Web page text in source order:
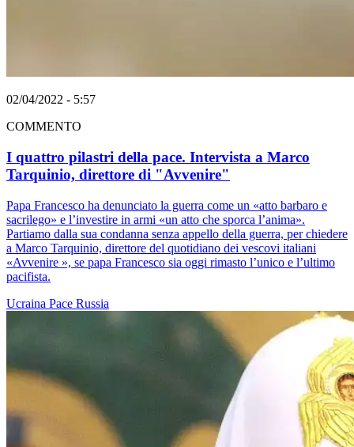
02/04/2022 - 5:57
COMMENTO
I quattro pilastri della pace. Intervista a Marco
Tarquinio, direttore di "Avvenire"
Papa Francesco ha denunciato la guerra come un «atto barbaro e
sacrilego» e l’investire in armi «un atto che sporca l’anima».
Partiamo dalla sua condanna senza appello della guerra, per chiedere
a Marco Tarquinio, direttore del quotidiano dei vescovi italiani
«Avvenire », se papa Francesco sia oggi rimasto l’unico e l’ultimo
pacifista.
Ucraina Pace Russia